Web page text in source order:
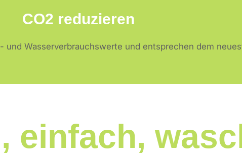
CO2 reduzieren
Wasserverbrauchswerte und entsprechen dem
einfach,